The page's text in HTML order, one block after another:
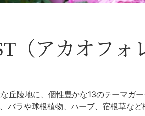
（アカオフォ
丘陵地に、個性豊かな13のテーマガー
バラや球根植物、ハーブ、宿根草な